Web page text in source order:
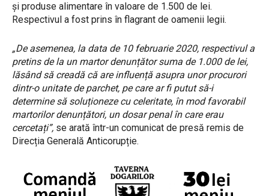
și produse alimentare în valoare de 1.500 de lei.
Respectivul a fost prins în flagrant de oamenii legii.
„De asemenea, la data de 10 februarie 2020, respectivul a
pretins de la un martor denunțător suma de 1.000 de lei,
lăsând să creadă că are influență asupra unor procurori
dintr-o unitate de parchet, pe care ar fi putut să-i
determine să soluționeze cu celeritate, în mod favorabil
martorilor denunțători, un dosar penal în care erau
cercetați”, se arată într-un comunicat de presă remis de
Direcția Generală Anticorupție.